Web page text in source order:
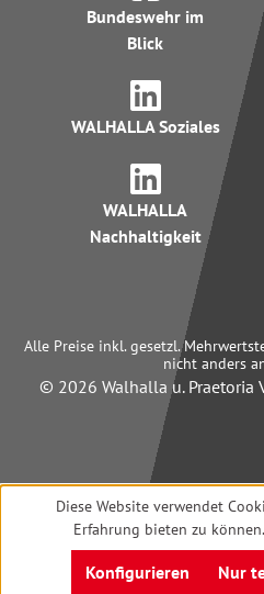
Bundeswehr im
Blick
WALHALLA Soziales
WALHALLA
Nachhaltigkeit
Alle Preise inkl. gesetzl.
nicht anders
© 2026 Walhalla u. Praetoria
Diese Website verwendet
Erfahrung bieten zu können.
Nur
Konfigurieren